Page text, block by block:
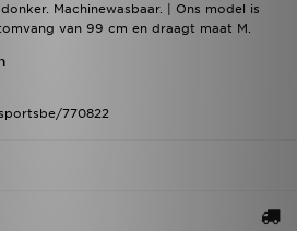
Machinewasbaar. | Ons model is
van 99 cm en draagt maat M.
770822